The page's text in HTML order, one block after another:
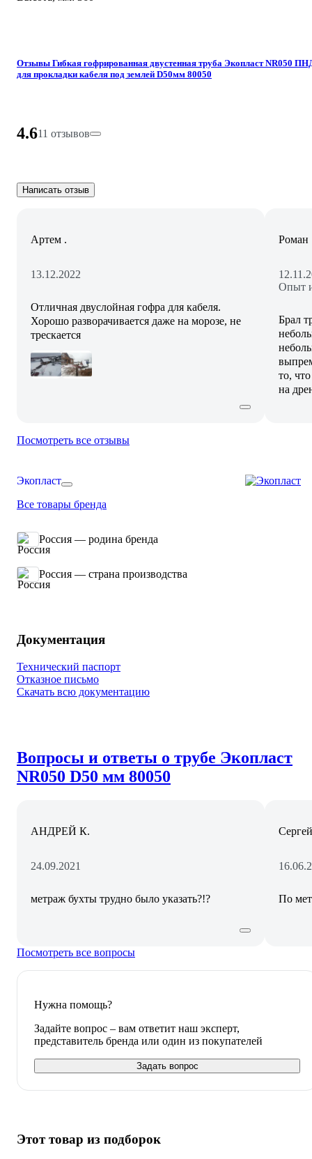
Отзывы Гибкая гофрированная двустенная труба Экопласт NR050
для прокладки кабеля под землей D50мм 80050
4.611 отзывов
Написать отзыв
Артем .
13.12.2022
Отличная двуслойная гофра для кабеля.
Хорошо разворачивается даже на морозе, не
трескается
Роман
Опыт
Брал
то,
на
Посмотреть все отзывы
Экопласт
Все товары бренда
Россия — родина бренда
Россия — страна производства
Документация
Технический паспорт
Отказное письмо
Скачать всю документацию
Вопросы и ответы о трубе Экопласт
NR050 D50 мм 80050
АНДРЕЙ К.
24.09.2021
метраж бухты трудно было указать?!?
Сергей
По
Посмотреть все вопросы
Нужна помощь?
Задайте вопрос – вам ответит наш эксперт,
представитель бренда или один из покупателей
Задать вопрос
Этот товар из подборок